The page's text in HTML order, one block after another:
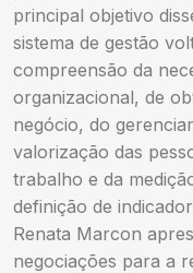
principal objetivo
sistema de gestão
compreensão da
organizacional, de
negócio, do
valorização das
trabalho e da
definição de
Renata Marcon
negociações para a